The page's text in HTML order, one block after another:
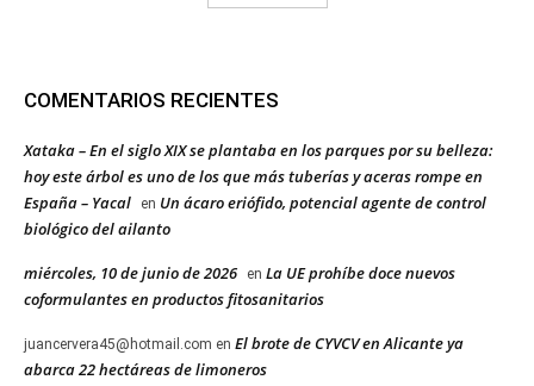
COMENTARIOS RECIENTES
Xataka – En el siglo XIX se plantaba en los parques por su belleza:
hoy este árbol es uno de los que más tuberías y aceras rompe en
España – Yacal
en Un ácaro eriófido, potencial agente de control
biológico del ailanto
miércoles, 10 de junio de 2026 en La UE prohíbe doce nuevos
coformulantes en productos fitosanitarios
juancervera45@hotmail.com en El brote de CYVCV en Alicante ya
abarca 22 hectáreas de limoneros